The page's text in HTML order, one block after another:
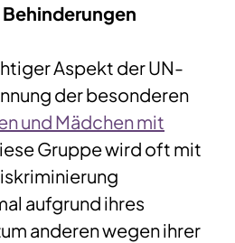
Aspekt der UN-
der besonderen
und Mädchen mit
Gruppe wird oft mit
aufgrund ihres
anderen wegen ihrer